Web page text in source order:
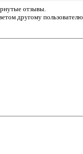
отзывы.
другому